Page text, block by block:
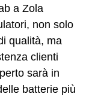
a Zola
non solo
qualità, ma
clienti
sarà in
batterie più